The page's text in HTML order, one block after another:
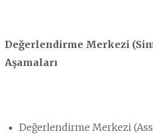
Değerlendirme Merkezi
Aşamaları
Değerlendirme Merkezi